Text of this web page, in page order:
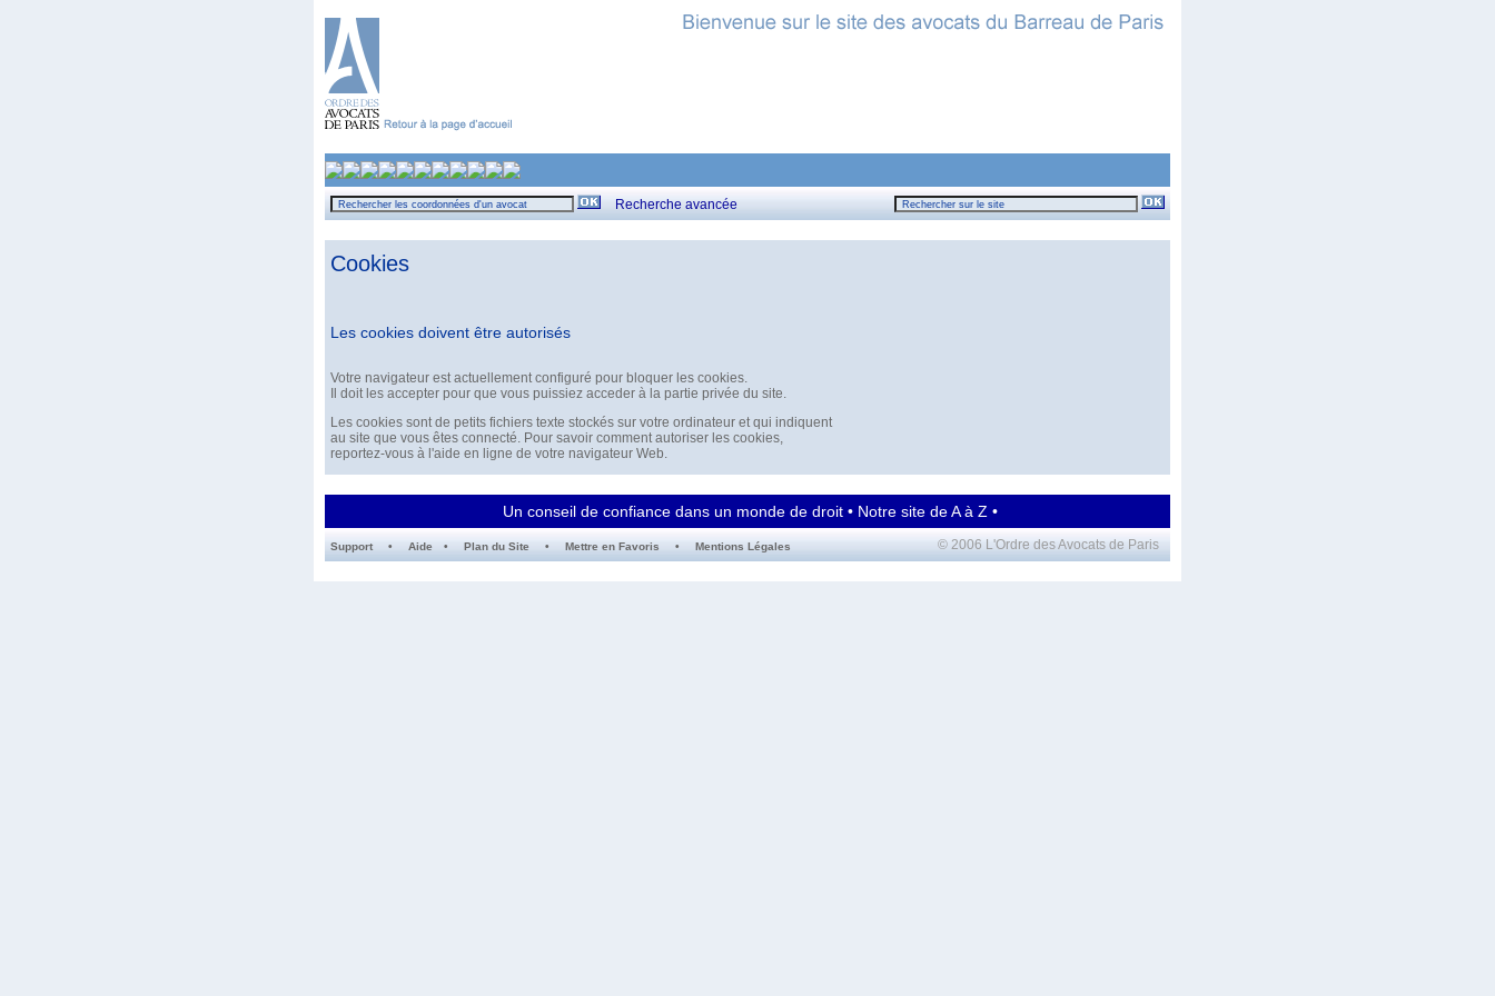
Recherche avancée
Cookies
Les cookies doivent être autorisés
Votre navigateur est actuellement configuré pour bloquer les cookies.
Il doit les accepter pour que vous puissiez acceder à la partie privée du site.
Les cookies sont de petits fichiers texte stockés sur votre ordinateur et qui indiquent
au site que vous êtes connecté. Pour savoir comment autoriser les cookies,
reportez-vous à l'aide en ligne de votre navigateur Web.
Un conseil de confiance dans un monde de droit • Notre site de A à Z •
Support • Aide • Plan du Site • Mettre en Favoris • Mentions Légales © 2006 L'Ordre des Avocats de Paris